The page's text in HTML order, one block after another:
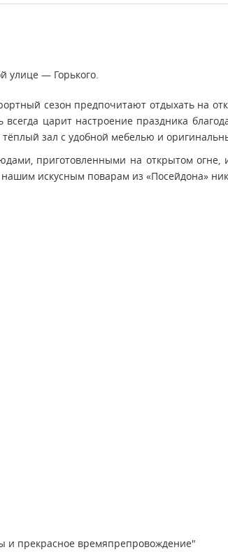
улице — Горького.
сезон предпочитают отдыхать на
царит настроение праздника
зал с удобной мебелью и
приготовленными на открытом
искусным поварам из «Посейдона»
и прекрасное времяпрепровождение"